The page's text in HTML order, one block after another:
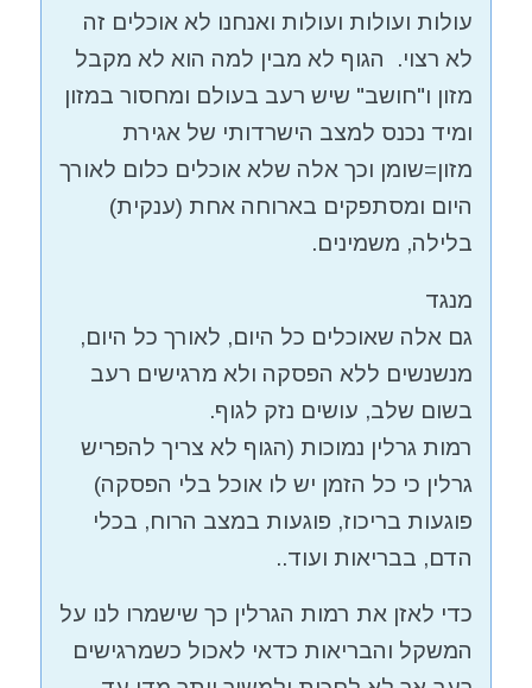
עולות ועולות ועולות ואנחנו לא אוכלים זה
לא רצוי. הגוף לא מבין למה הוא לא מקבל
מזון ו"חושב" שיש רעב בעולם ומחסור במזון
ומיד נכנס למצב הישרדותי של אגירת
מזון=שומן וכך אלה שלא אוכלים כלום לאורך
היום ומסתפקים בארוחה אחת (ענקית)
בלילה, משמינים.
מנגד
גם אלה שאוכלים כל היום, לאורך כל היום,
מנשנשים ללא הפסקה ולא מרגישים רעב
בשום שלב, עושים נזק לגוף.
רמות גרלין נמוכות (הגוף לא צריך להפריש
גרלין כי כל הזמן יש לו אוכל בלי הפסקה)
פוגעות בריכוז, פוגעות במצב הרוח, בכלי
הדם, בבריאות ועוד..
כדי לאזן את רמות הגרלין כך שישמרו לנו על
המשקל והבריאות כדאי לאכול כשמרגישים